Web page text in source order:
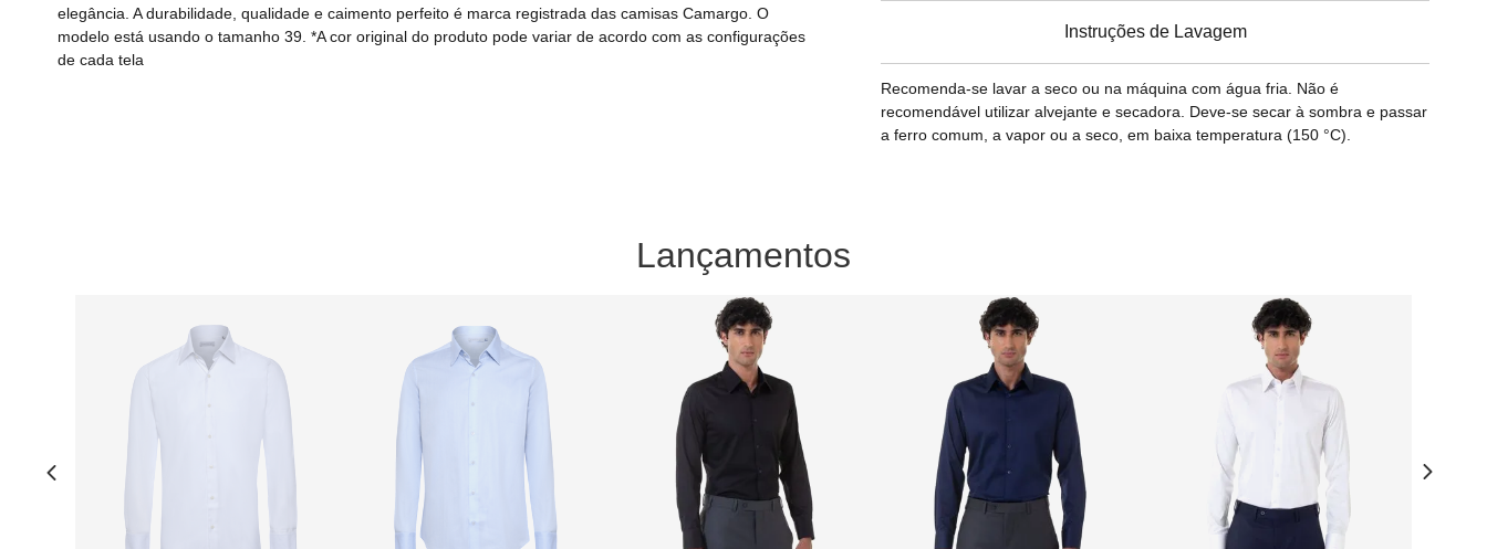
elegância. A durabilidade, qualidade e caimento perfeito é marca registrada das camisas Camargo. O
modelo está usando o tamanho 39. *A cor original do produto pode variar de acordo com as configurações
de cada tela
Instruções de Lavagem
Recomenda-se lavar a seco ou na máquina com água fria. Não é
recomendável utilizar alvejante e secadora. Deve-se secar à sombra e passar
a ferro comum, a vapor ou a seco, em baixa temperatura (150 °C).
Lançamentos